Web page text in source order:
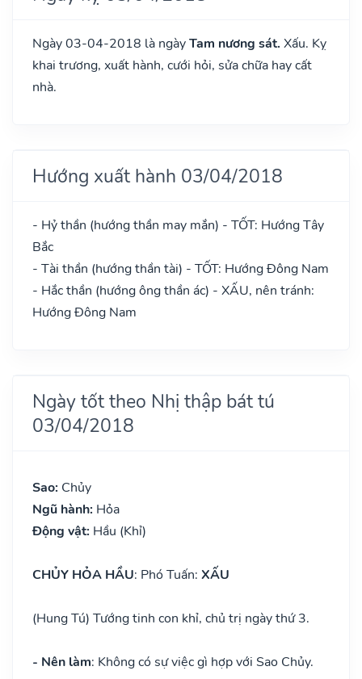
Ngày 03-04-2018 là ngàyTam nương sát. Xấu. Kỵ
khai trương, xuất hành, cưới hỏi, sửa chữa hay cất
nhà.
Hướng xuất hành 03/04/2018
- Hỷ thần (hướng thần may mắn) - TỐT: Hướng Tây
Bắc
- Tài thần (hướng thần tài) - TỐT: Hướng Đông Nam
- Hắc thần (hướng ông thần ác) - XẤU, nên tránh:
Hướng Đông Nam
Ngày tốt theo Nhị thập bát tú
03/04/2018
Sao: Chủy
Ngũ hành: Hỏa
Động vật: Hầu (Khỉ)
CHỦY HỎA HẦU: Phó Tuấn: XẤU
(Hung Tú) Tướng tinh con khỉ, chủ trị ngày thứ 3.
- Nên làm: Không có sự việc gì hợp với Sao Chủy.